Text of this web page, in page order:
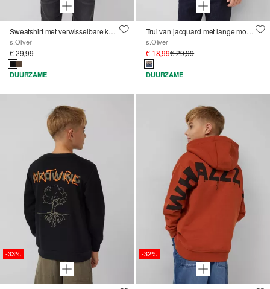
Sweatshirt met verwisselbare kerstprint
s.Oliver
€ 29,99
DUURZAME
Trui van jacquard met lange mouwen in een normale pasvorm met een ronde halslijn
s.Oliver
€ 18,99€ 29,99
DUURZAME
-33% -32%